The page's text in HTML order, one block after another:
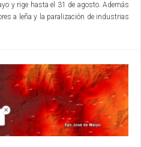
y rige hasta el 31 de agosto. Además
a leña y la paralización de industrias